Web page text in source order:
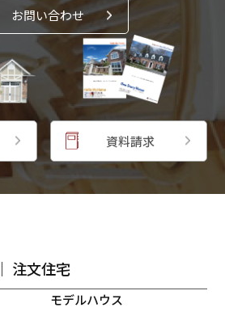
お問い合わせ
資料請求
注文住宅
モデルハウス